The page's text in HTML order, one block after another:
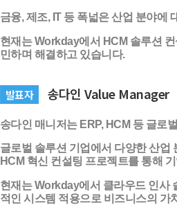
금융, 제조, IT 등 폭넓은 산업 분야에
현재는 Workday에서 HCM 솔루션
민하며 해결하고 있습니다.
발표자 송다인 Value Manager
송다인 매니저는 ERP, HCM 등 글로
글로벌 솔루션 기업에서 다양한 산업
HCM 혁신 컨설팅 프로젝트를 통해
현재는 Workday에서 클라우드 인사
적인 시스템 적용으로 비즈니스의 가